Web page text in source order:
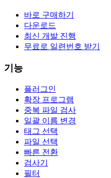
바로 구매하기
다운로드
최신 개발 진행
무료로 일련번호 받기
기능
플러그인
확장 프로그램
중복 파일 검사
일괄 이름 변경
태그 선택
파일 선택
빠른 전환
검사기
필터